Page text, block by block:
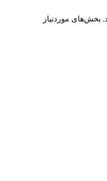
بخش‌های موردنیاز